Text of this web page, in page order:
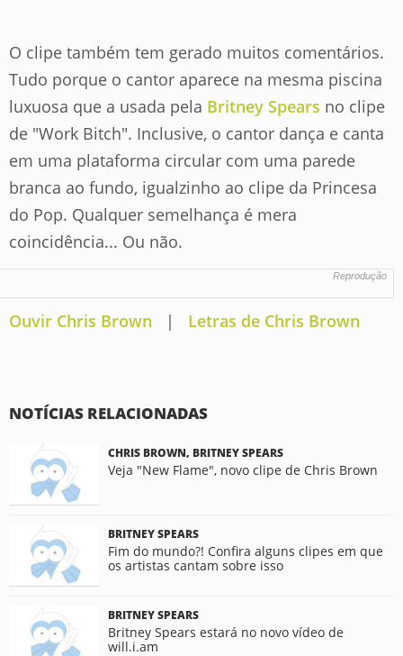
O clipe também tem gerado muitos comentários.
Tudo porque o cantor aparece na mesma piscina
luxuosa que a usada pela Britney Spears no clipe
de "Work Bitch". Inclusive, o cantor dança e canta
em uma plataforma circular com uma parede
branca ao fundo, igualzinho ao clipe da Princesa
do Pop. Qualquer semelhança é mera
coincidência... Ou não.
Reprodução
Ouvir Chris Brown | Letras de Chris Brown
NOTÍCIAS RELACIONADAS
CHRIS BROWN, BRITNEY SPEARS
Veja "New Flame", novo clipe de Chris Brown
BRITNEY SPEARS
Fim do mundo?! Confira alguns clipes em que
os artistas cantam sobre isso
BRITNEY SPEARS
Britney Spears estará no novo vídeo de
will.i.am